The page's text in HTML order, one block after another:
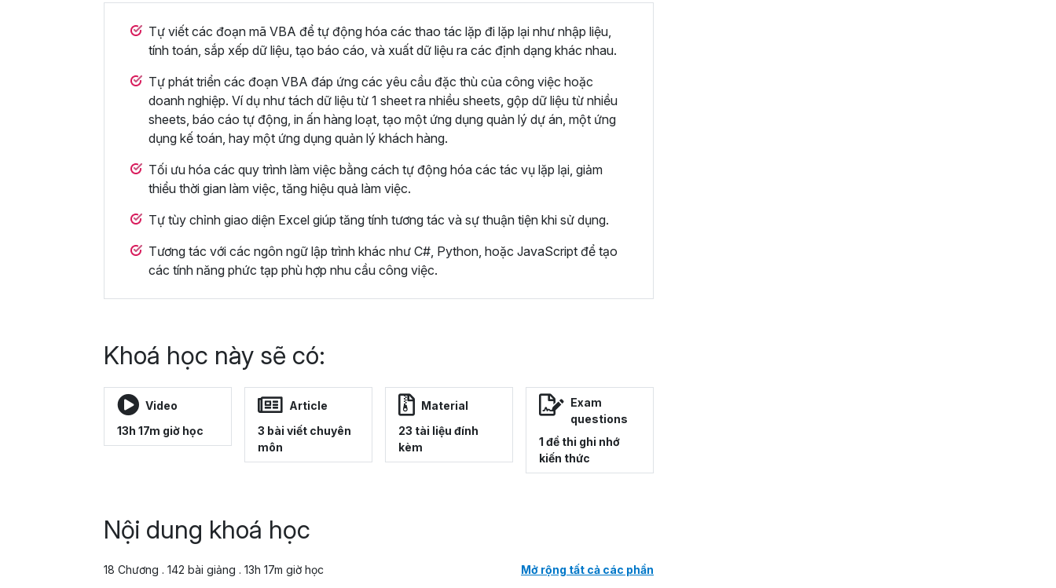
Tự viết các đoạn mã VBA để tự động hóa các thao tác lặp đi lặp lại như nhập liệu,
tính toán, sắp xếp dữ liệu, tạo báo cáo, và xuất dữ liệu ra các định dạng khác nhau.
Tự phát triển các đoạn VBA đáp ứng các yêu cầu đặc thù của công việc hoặc
doanh nghiệp. Ví dụ như tách dữ liệu từ 1 sheet ra nhiều sheets, gộp dữ liệu từ nhiều
sheets, báo cáo tự động, in ấn hàng loạt, tạo một ứng dụng quản lý dự án, một ứng
dụng kế toán, hay một ứng dụng quản lý khách hàng.
Tối ưu hóa các quy trình làm việc bằng cách tự động hóa các tác vụ lặp lại, giảm
thiểu thời gian làm việc, tăng hiệu quả làm việc.
Tự tùy chỉnh giao diện Excel giúp tăng tính tương tác và sự thuận tiện khi sử dụng.
Tương tác với các ngôn ngữ lập trình khác như C#, Python, hoặc JavaScript để tạo
các tính năng phức tạp phù hợp nhu cầu công việc.
Khoá học này sẽ có:
Video
13h 17m giờ học
Article
3 bài viết chuyên
môn
Material
23 tài liệu đính
kèm
Exam
questions
1 đề thi ghi nhớ
kiến thức
Nội dung khoá học
18 Chương . 142 bài giảng . 13h 17m giờ học Mở rộng tất cả các phần